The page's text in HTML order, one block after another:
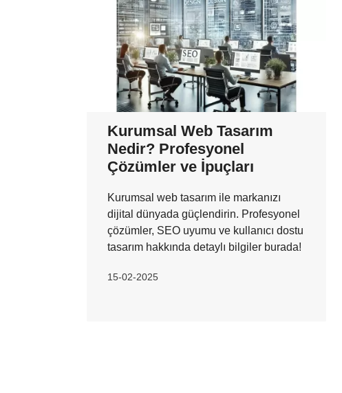
Kurumsal Web Tasarım
Nedir? Profesyonel
Çözümler ve İpuçları
Kurumsal web tasarım ile markanızı
dijital dünyada güçlendirin. Profesyonel
çözümler, SEO uyumu ve kullanıcı dostu
tasarım hakkında detaylı bilgiler burada!
15-02-2025